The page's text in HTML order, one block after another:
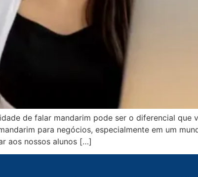
de falar mandarim pode ser o diferencial que
para negócios, especialmente em um
aos nossos alunos […]